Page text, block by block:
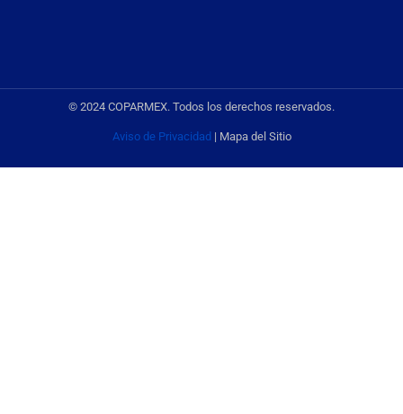
© 2024 COPARMEX. Todos los derechos reservados.
Aviso de Privacidad | Mapa del Sitio